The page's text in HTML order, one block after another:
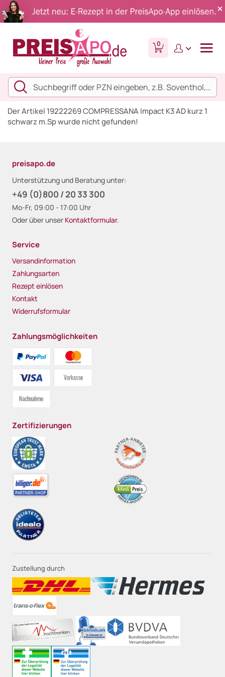
0
Der Artikel 19222269 COMPRESSANA Impact K3 AD kurz 1
schwarz m.Sp wurde nicht gefunden!
preisapo.de
Unterstützung und Beratung unter:
+49 (0)800 / 20 33 300
Mo-Fr, 09:00 - 17:00 Uhr
Oder über unser Kontaktformular.
Service
Versandinformation
Zahlungsarten
Rezept einlösen
Kontakt
Widerrufsformular
Zahlungsmöglichkeiten
Zertifizierungen
Zustellung durch